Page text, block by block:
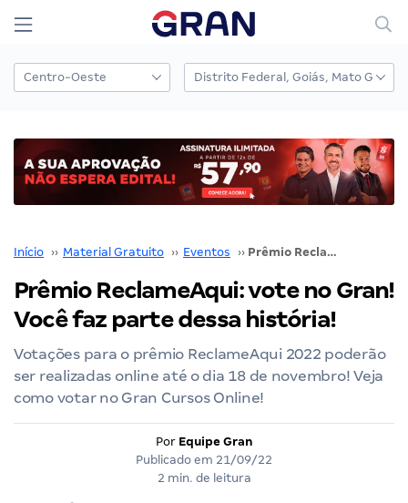
Início ›› Material Gratuito ›› Eventos ›› Prêmio ReclameAqui: vote no Gran! Você faz parte dessa história!
Prêmio ReclameAqui: vote no Gran!
Você faz parte dessa história!
Votações para o prêmio ReclameAqui 2022 poderão
ser realizadas online até o dia 18 de novembro! Veja
como votar no Gran Cursos Online!
Por Equipe Gran
Publicado em 21/09/22
2 min. de leitura